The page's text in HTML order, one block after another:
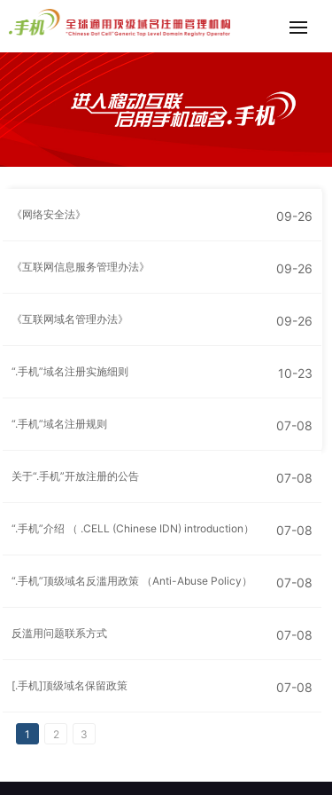
《网络安全法》 09-26
《互联网信息服务管理办法》 09-26
《互联网域名管理办法》 09-26
“.手机”域名注册实施细则 10-23
“.手机”域名注册规则 07-08
关于“.手机”开放注册的公告 07-08
“.手机”介绍 （ .CELL (Chinese IDN) introduction） 07-08
“.手机”顶级域名反滥用政策 （Anti-Abuse Policy） 07-08
反滥用问题联系方式 07-08
[.手机]顶级域名保留政策 07-08
1 2 3